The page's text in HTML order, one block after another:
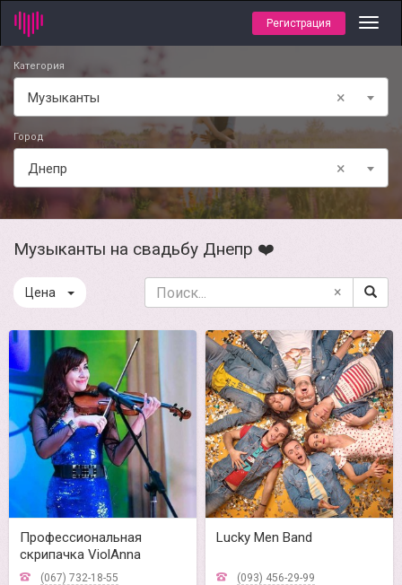
Регистрация
Категория
×
Музыканты
Город
×
Днепр
Музыканты на свадьбу Днепр ❤️
Цена ×
Профессиональная
скрипачка ViolAnna
(067) 732-18-55
Lucky Men Band
(093) 456-29-99